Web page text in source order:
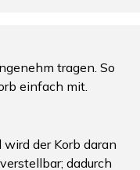
tragen. So
einfach mit.
der Korb daran
dadurch